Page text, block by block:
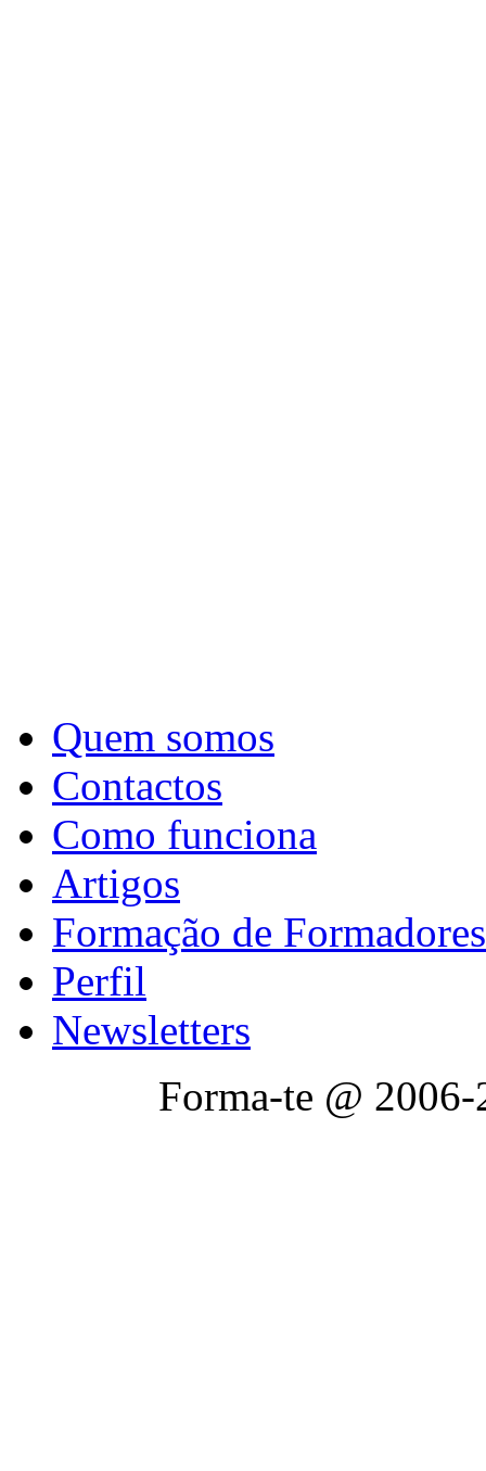
Quem somos
Contactos
Como funciona
Artigos
Formação de Formadores
Perfil
Newsletters
Forma-te @